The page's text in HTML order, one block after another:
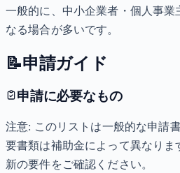
一般的に、中小企業者・個人事業
なる場合が多いです。
📝申請ガイド
申請に必要なもの
注意: このリストは一般的な申請
要書類は補助金によって異なりま
新の要件をご確認ください。